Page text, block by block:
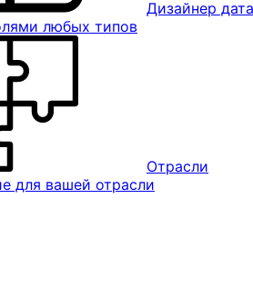
Дизайнер
любых типов
Отрасли
для вашей отрасли